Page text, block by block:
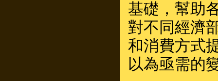
基礎，幫助
對不同經濟
和消費方式
以為亟需的